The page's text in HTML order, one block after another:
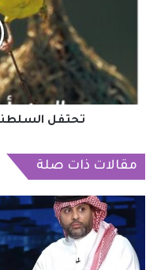
تحتفل السلطنة
مقالات ذات صلة